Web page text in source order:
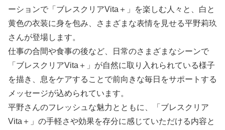
ーションで「ブレスクリアVita＋」を楽しむ人々と、白と
黄色の衣装に身を包み、さまざまな表情を見せる平野莉玖
さんが登場します。
仕事の合間や食事の後など、日常のさまざまなシーンで
「ブレスクリアVita＋」が自然に取り入れられている様子
を描き、息をケアすることで前向きな毎日をサポートする
メッセージが込められています。
平野さんのフレッシュな魅力とともに、「ブレスクリア
Vita＋」の手軽さや効果を存分に感じていただける内容と